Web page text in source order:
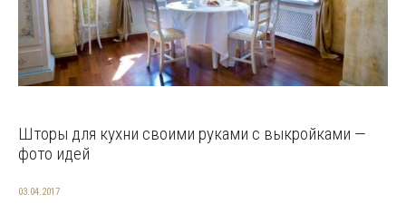
Шторы для кухни своими руками с выкройками —
фото идей
03.04.2017